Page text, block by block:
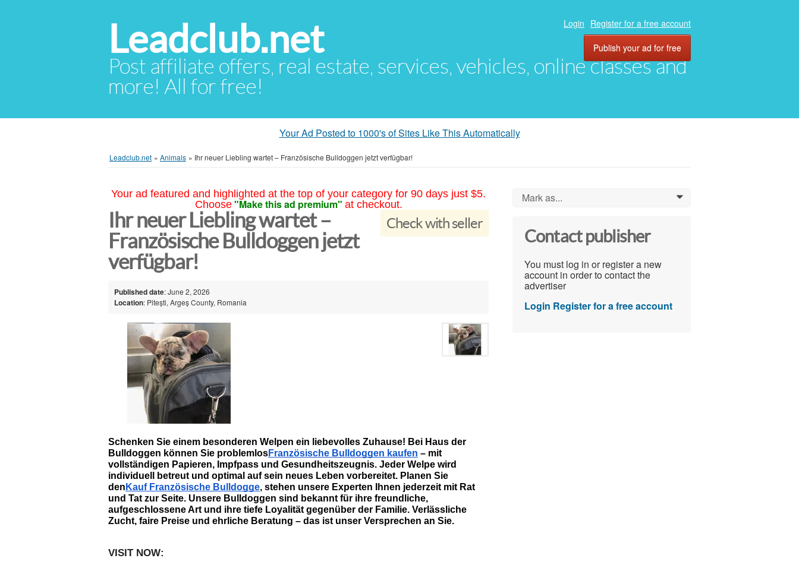
Leadclub.net
Post affiliate offers, real estate, services, vehicles, online classes and
more! All for free!
Login Register for a free account
Publish your ad for free
Your Ad Posted to 1000's of Sites Like This Automatically
Leadclub.net » Animals » Ihr neuer Liebling wartet – Französische Bulldoggen jetzt verfügbar!
Your ad featured and highlighted at the top of your category for 90 days just $5.
Choose "Make this ad premium" at checkout.
Check with seller
Ihr neuer Liebling wartet –
Französische Bulldoggen jetzt
verfügbar!
Published date: June 2, 2026
Location: Pitești, Argeș County, Romania
Schenken Sie einem besonderen Welpen ein liebevolles Zuhause! Bei Haus der
Bulldoggen können Sie problemlosFranzösische Bulldoggen kaufen – mit
vollständigen Papieren, Impfpass und Gesundheitszeugnis. Jeder Welpe wird
individuell betreut und optimal auf sein neues Leben vorbereitet. Planen Sie
den Kauf Französische Bulldogge, stehen unsere Experten Ihnen jederzeit mit Rat
und Tat zur Seite. Unsere Bulldoggen sind bekannt für ihre freundliche,
aufgeschlossene Art und ihre tiefe Loyalität gegenüber der Familie. Verlässliche
Zucht, faire Preise und ehrliche Beratung – das ist unser Versprechen an Sie.
VISIT NOW:
Mark as... 0
Contact publisher
You must log in or register a new
account in order to contact the
advertiser
Login Register for a free account